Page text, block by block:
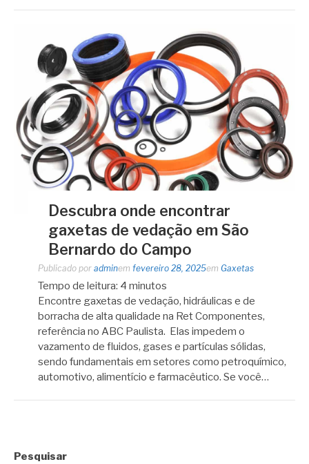
Descubra onde encontrar
gaxetas de vedação em São
Bernardo do Campo
Publicado por adminem fevereiro 28, 2025em Gaxetas
Tempo de leitura: 4 minutos
Encontre gaxetas de vedação, hidráulicas e de
borracha de alta qualidade na Ret Componentes,
referência no ABC Paulista. Elas impedem o
vazamento de fluidos, gases e partículas sólidas,
sendo fundamentais em setores como petroquímico,
automotivo, alimentício e farmacêutico. Se você…
Pesquisar